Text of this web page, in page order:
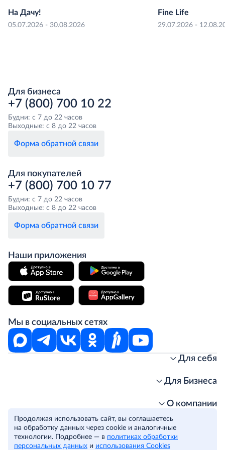
На Дачу!
05.07.2026 - 30.08.2026
Fine Life
29.07.2026 -
Для бизнеса
+7 (800) 700 10 22
Будни: с 7 до 22 часов
Выходные: с 8 до 22 часов
Форма обратной связи
Для покупателей
+7 (800) 700 10 77
Будни: с 7 до 22 часов
Выходные: с 8 до 22 часов
Форма обратной связи
Наши приложения
Мы в социальных сетях
Для себя
Подарочные карты. Активация и баланс
Скидка за подписку
Часто задаваемые вопросы
Для Бизнеса
Получить карту для бизнеса
Для магазинов
Для гостинично-ресторанного бизнеса
Для офисов и предприятий
О компании
Карьера
Пресс-центр
Программа METRO Potentials
Условия и соглашения
Политика конфиденциальности
Правовая информация
© METRO Cash and Carry Russia, 2026
Продолжая использовать сайт, вы соглашаетесь
на обработку данных через cookie и аналогичные
технологии. Подробнее — в политиках обработки
персональных данных и использования Cookies